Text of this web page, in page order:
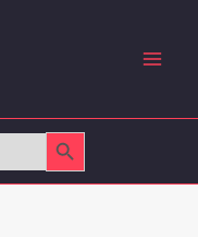
Search Button